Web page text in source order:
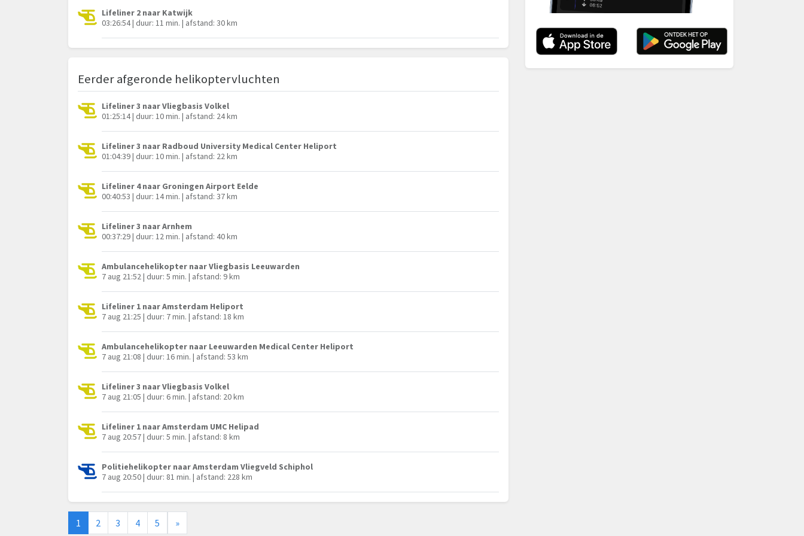
Lifeliner 2 naar Katwijk
03:26:54 | duur: 11 min. | afstand: 30 km
Eerder afgeronde helikoptervluchten
Lifeliner 3 naar Vliegbasis Volkel
01:25:14 | duur: 10 min. | afstand: 24 km
Lifeliner 3 naar Radboud University Medical Center Heliport
01:04:39 | duur: 10 min. | afstand: 22 km
Lifeliner 4 naar Groningen Airport Eelde
00:40:53 | duur: 14 min. | afstand: 37 km
Lifeliner 3 naar Arnhem
00:37:29 | duur: 12 min. | afstand: 40 km
Ambulancehelikopter naar Vliegbasis Leeuwarden
7 aug 21:52 | duur: 5 min. | afstand: 9 km
Lifeliner 1 naar Amsterdam Heliport
7 aug 21:25 | duur: 7 min. | afstand: 18 km
Ambulancehelikopter naar Leeuwarden Medical Center Heliport
7 aug 21:08 | duur: 16 min. | afstand: 53 km
Lifeliner 3 naar Vliegbasis Volkel
7 aug 21:05 | duur: 6 min. | afstand: 20 km
Lifeliner 1 naar Amsterdam UMC Helipad
7 aug 20:57 | duur: 5 min. | afstand: 8 km
Politiehelikopter naar Amsterdam Vliegveld Schiphol
7 aug 20:50 | duur: 81 min. | afstand: 228 km
1 2 3 4 5 »